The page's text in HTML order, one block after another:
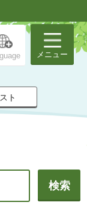
メニュー
ト